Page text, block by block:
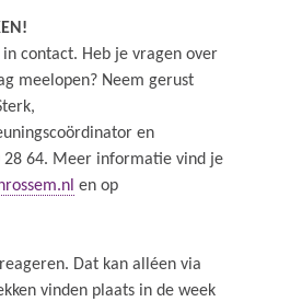
contact. Heb je vragen over
meelopen? Neem gerust
en
28 64. Meer informatie vind je
en op
Dat kan alléen via
vinden plaats in de week